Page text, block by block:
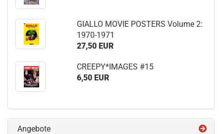
GIALLO MOVIE POSTERS Volume 2:
1970-1971
27,50 EUR
CREEPY*IMAGES #15
6,50 EUR
Angebote